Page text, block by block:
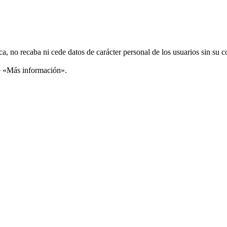
recaba ni cede datos de carácter personal de los usuarios sin su
«Más información».